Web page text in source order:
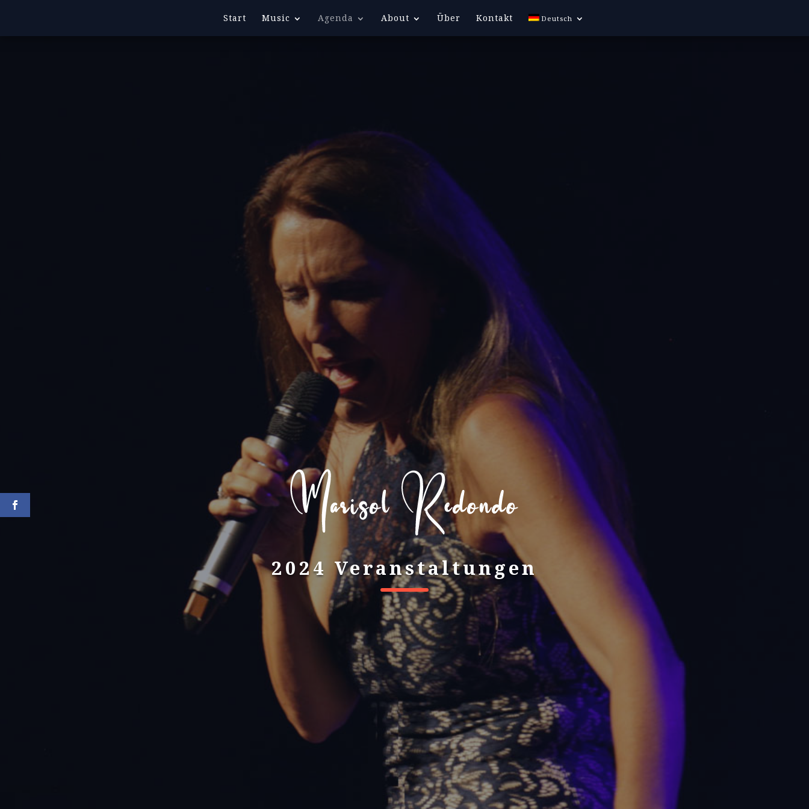
Start Music Agenda About Über Kontakt Deutsch
2024 Veranstaltungen